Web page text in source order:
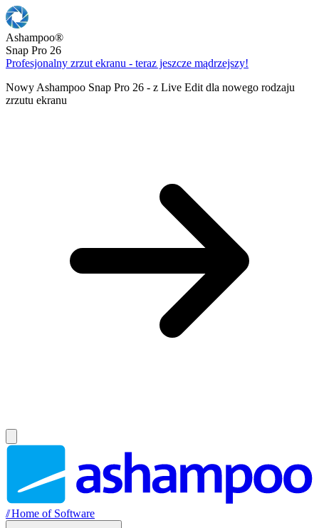
Ashampoo®
Snap Pro 26
Profesjonalny zrzut ekranu - teraz jeszcze mądrzejszy!
Nowy Ashampoo Snap Pro 26 - z Live Edit dla nowego rodzaju
zrzutu ekranu
//Home of Software